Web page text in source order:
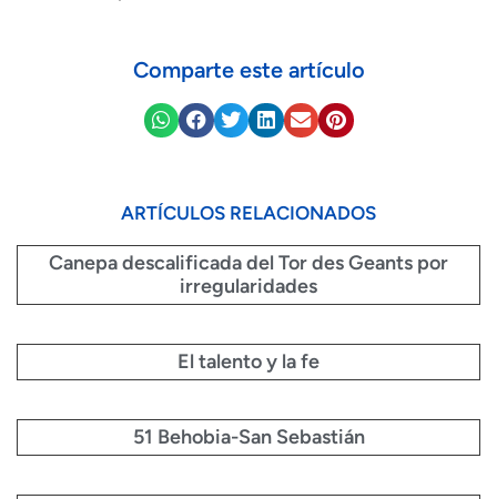
Comparte este artículo
ARTÍCULOS RELACIONADOS
Canepa descalificada del Tor des Geants por
irregularidades
El talento y la fe
51 Behobia-San Sebastián